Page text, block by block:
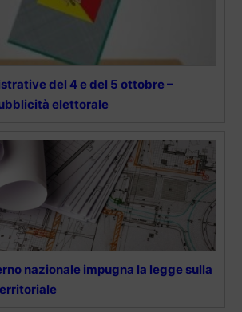
del 4 e del 5 ottobre –
elettorale
nazionale impugna la legge sulla